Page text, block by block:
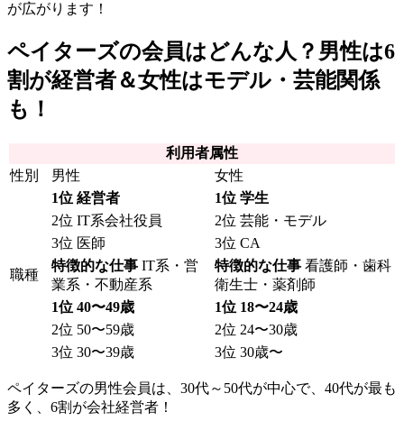
が広がります！
ペイターズの会員はどんな人？男性は6
割が経営者＆女性はモデル・芸能関係
も！
利用者属性
性別
男性 女性
職種
1位 経営者
1位 学生
2位 IT系会社役員
2位 芸能・モデル
3位 医師
3位 CA
特徴的な仕事 IT系・営
業系・不動産系
特徴的な仕事 看護師・歯科
衛生士・薬剤師
1位 40〜49歳
1位 18〜24歳
2位 50〜59歳
2位 24〜30歳
3位 30〜39歳
3位 30歳〜
ペイターズの男性会員は、30代～50代が中心で、40代が最も
多く、6割が会社経営者！